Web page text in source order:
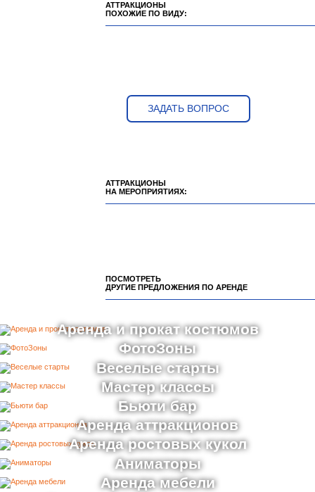
АТТРАКЦИОНЫ
ПОХОЖИЕ ПО ВИДУ:
ЗАДАТЬ ВОПРОС
АТТРАКЦИОНЫ
НА МЕРОПРИЯТИЯХ:
ПОСМОТРЕТЬ
ДРУГИЕ ПРЕДЛОЖЕНИЯ ПО АРЕНДЕ
Аренда и прокат костюмов
ФотоЗоны
Веселые старты
Мастер классы
Бьюти бар
Аренда аттракционов
Аренда ростовых кукол
Аниматоры
Аренда мебели